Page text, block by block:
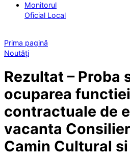
Monitorul
Oficial Local
Prima pagină
Noutăți
Rezultat – Proba
ocuparea functiei
contractuale de
vacanta
Camin Cultural